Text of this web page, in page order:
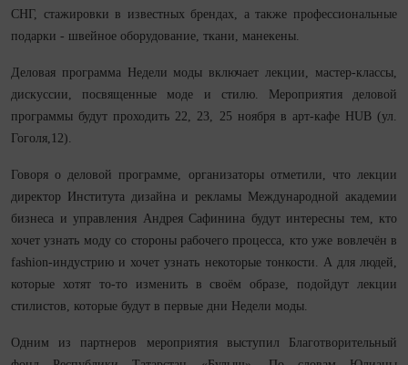
СНГ, стажировки в известных брендах, а также профессиональные
подарки - швейное оборудование, ткани, манекены.
Деловая программа Недели моды включает лекции, мастер-классы,
дискуссии, посвященные моде и стилю. Мероприятия деловой
программы будут проходить 22, 23, 25 ноября в арт-кафе HUB (ул.
Гоголя,12).
Говоря о деловой программе, организаторы отметили, что лекции
директор Института дизайна и рекламы Международной академии
бизнеса и управления Андрея Сафинина будут интересны тем, кто
хочет узнать моду со стороны рабочего процесса, кто уже вовлечён в
fashion-индустрию и хочет узнать некоторые тонкости. А для людей,
которые хотят то-то изменить в своём образе, подойдут лекции
стилистов, которые будут в первые дни Недели моды.
Одним из партнеров мероприятия выступил Благотворительный